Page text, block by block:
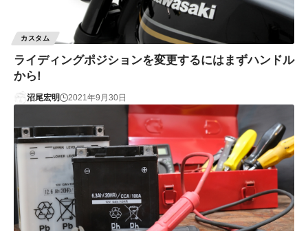
カスタム
ライディングポジションを変更するにはまずハンドル
から!
沼尾宏明 2021年9月30日